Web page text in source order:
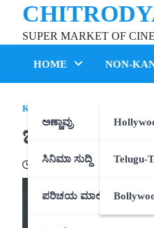
contentSUPER MARKET OF
HOME
ಅಣ್ಣಾವ್ರು
ಸಿನಿಮಾ ಸುದ್ದಿ
ಪರಿಚಯ ಮಾಲಿಕೆ
NON-
Telugu-
KANNADA
ಬೆಳ್ಳಿತೆರೆಯತ್ತ
11/04/2023